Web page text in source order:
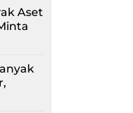
Aset